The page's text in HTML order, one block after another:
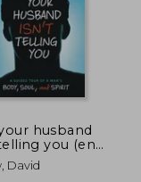
husband
you (en
David